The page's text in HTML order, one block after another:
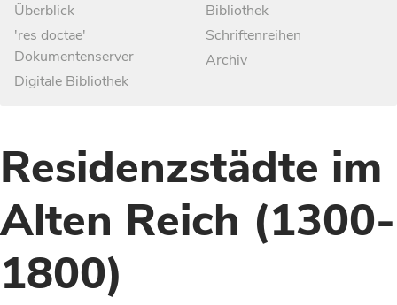
Überblick
'res doctae'
Dokumentenserver
Digitale Bibliothek
Bibliothek
Schriftenreihen
Archiv
Residenzstädte im
Alten Reich (1300-
1800)